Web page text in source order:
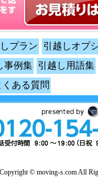
プラン
引越しオプ
事例集 引越し用語集
くある質問
Copyright © moving-s.com All